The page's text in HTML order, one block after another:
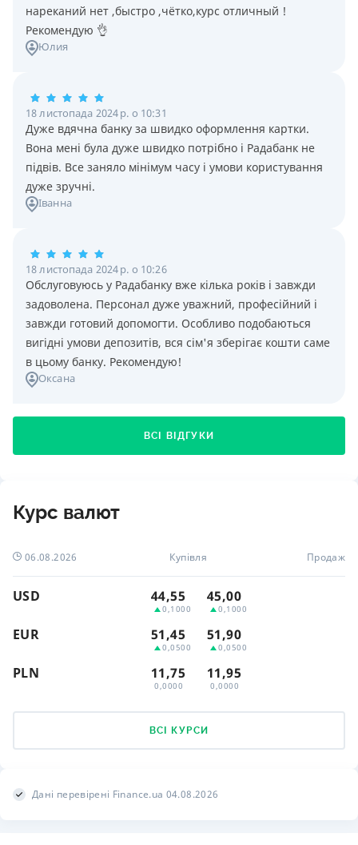
нареканий нет ,быстро ,чётко,курс отличный !
Рекомендую 👌
Юлия
18 листопада 2024 р. о 10:31
Дуже вдячна банку за швидко оформлення картки.
Вона мені була дуже швидко потрібно і Радабанк не
підвів. Все заняло мінімум часу і умови користування
дуже зручні.
Іванна
18 листопада 2024 р. о 10:26
Обслуговуюсь у Радабанку вже кілька років і завжди
задоволена. Персонал дуже уважний, професійний і
завжди готовий допомогти. Особливо подобаються
вигідні умови депозитів, вся сім'я зберігає кошти саме
в цьому банку. Рекомендую!
Оксана
ВСІ ВІДГУКИ
Курс валют
06.08.2026 Купівля Продаж
USD 44,55
0,1000
45,00
0,1000
EUR 51,45
0,0500
51,90
0,0500
PLN 11,75
0,0000
11,95
0,0000
ВСІ КУРСИ
Дані перевірені Finance.ua 04.08.2026